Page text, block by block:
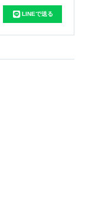
LINEで送る